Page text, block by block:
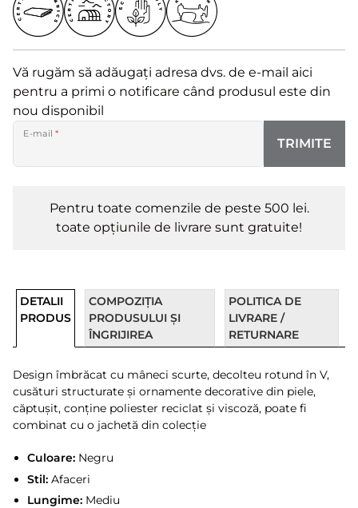
Vă rugăm să adăugați adresa dvs. de e-mail aici
pentru a primi o notificare când produsul este din
nou disponibil
E-mail*
TRIMITE
Pentru toate comenzile de peste 500 lei.
toate opțiunile de livrare sunt gratuite!
DETALII
PRODUS
COMPOZIȚIA
PRODUSULUI ȘI
ÎNGRIJIREA
POLITICA DE
LIVRARE /
RETURNARE
Design îmbrăcat cu mâneci scurte, decolteu rotund în V,
cusături structurate și ornamente decorative din piele,
căptușit, conține poliester reciclat și viscoză, poate fi
combinat cu o jachetă din colecție
Culoare:Negru
Stil:Afaceri
Lungime:Mediu